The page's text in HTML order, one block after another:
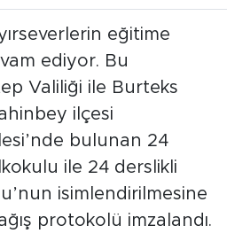
eğitime
ediyor. Bu
Valiliği ile Burteks
ilçesi
bulunan 24
ile 24 derslikli
isimlendirilmesine
protokolü imzalandı.